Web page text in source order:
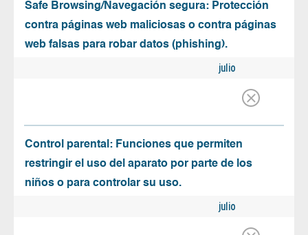
Safe Browsing/Navegación segura: Protección
contra páginas web maliciosas o contra páginas
web falsas para robar datos (phishing).
julio
Control parental: Funciones que permiten
restringir el uso del aparato por parte de los
niños o para controlar su uso.
julio